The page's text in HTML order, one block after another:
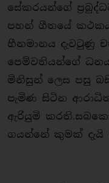
සේකරයන්ගේ
පහන් ගීතයේ
හීනමානය දැවටුණු
පෙම්වතියන්ගේ
මිනිසුන් ලෙස පසු
පැමිණ සිටින
ඇරියුමි
ගයන්නේ කුමක් දැයි